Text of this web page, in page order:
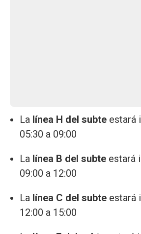
La línea H del subte estará
05:30 a 09:00
La línea B del subte estará
09:00 a 12:00
La línea C del subte estará
12:00 a 15:00